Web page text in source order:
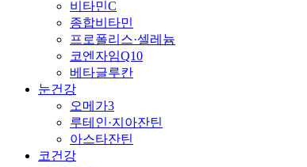
비타민C
종합비타민
프로폴리스·셀레늄
코엔자임Q10
베타글루칸
눈건강
오메가3
루테인·지아잔틴
아스타잔틴
코건강